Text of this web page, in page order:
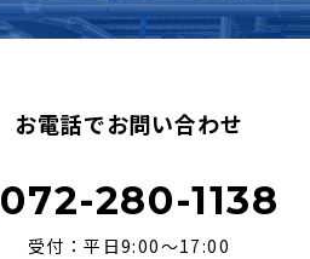
お電話でお問い合わせ
072-280-1138
受付：平日9:00〜17:00